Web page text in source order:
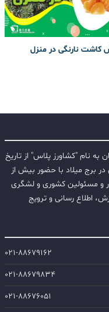
کاشت نارنگی در منزل
به نام "کشاورز پلاس" از تاریخ
روز مهندس در برج میلاد با حضور بیش از
و مسئولین کشوری و لشگری
اطلاع رسانی و ترویج
۰۲۱-۸۸۶۷۹۱۶۲
۰۲۱-۸۸۶۷۹۸۳۴
۰۲۱-۸۸۶۷۶۰۵۱